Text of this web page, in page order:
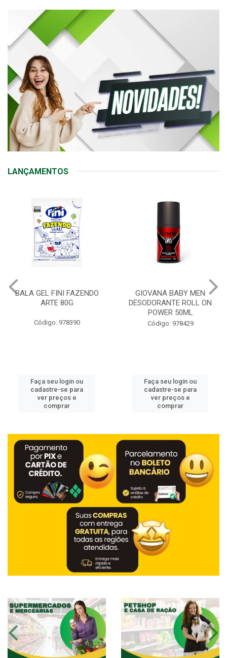
LANÇAMENTOS
BALA GEL FINI FAZENDO
ARTE 80G
Código: 978390
Faça seu login ou
cadastre-se para
ver preços e
comprar
GIOVANA BABY MEN
DESODORANTE ROLL ON
POWER 50ML
Código: 978429
Faça seu login ou
cadastre-se para
ver preços e
comprar